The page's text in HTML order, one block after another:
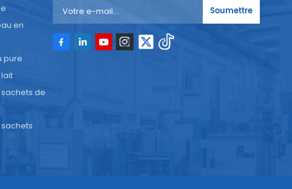
du
en
pure
de
Soumettre